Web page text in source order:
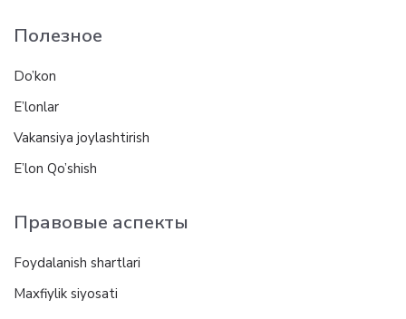
Полезное
Do’kon
E’lonlar
Vakansiya joylashtirish
E’lon Qo’shish
Правовые аспекты
Foydalanish shartlari
Maxfiylik siyosati